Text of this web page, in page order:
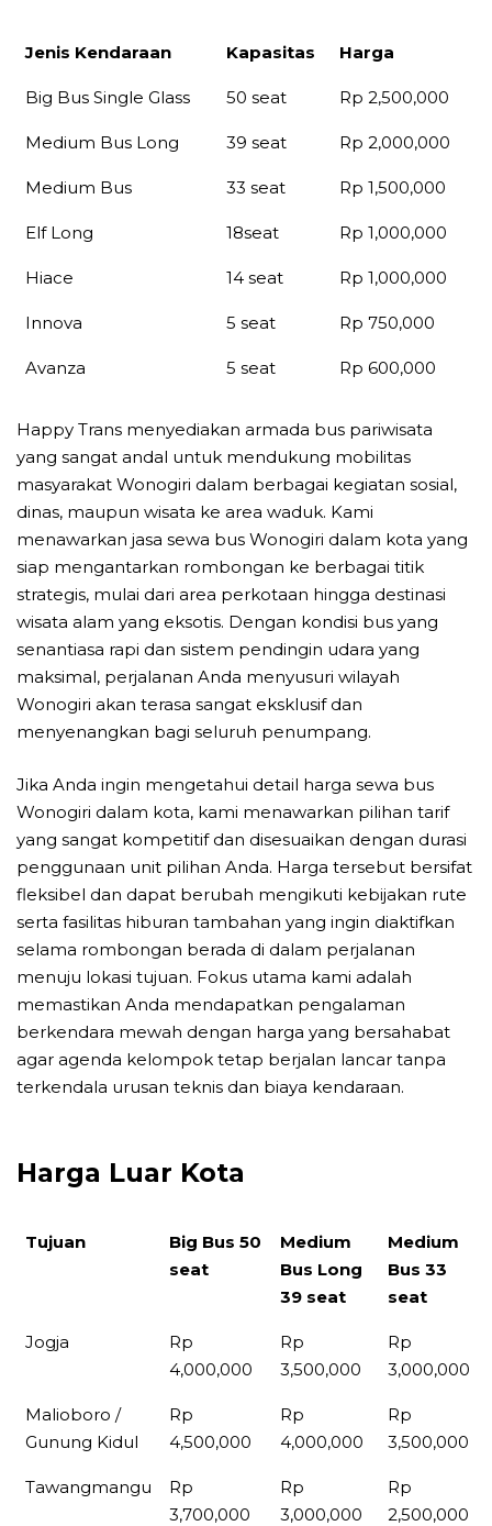
Jenis Kendaraan Kapasitas
Harga
Jenis Kendaraan
Kapasitas Harga
Big Bus Single Glass 50 seat Rp 2,500,000
Medium Bus Long 39 seat Rp 2,000,000
Medium Bus 33 seat Rp 1,500,000
Elf Long 18seat Rp 1,000,000
Hiace 14 seat Rp 1,000,000
Innova 5 seat Rp 750,000
Avanza 5 seat Rp 600,000
Happy Trans menyediakan armada bus pariwisata
yang sangat andal untuk mendukung mobilitas
masyarakat Wonogiri dalam berbagai kegiatan sosial,
dinas, maupun wisata ke area waduk. Kami
menawarkan jasa sewa bus Wonogiri dalam kota yang
siap mengantarkan rombongan ke berbagai titik
strategis, mulai dari area perkotaan hingga destinasi
wisata alam yang eksotis. Dengan kondisi bus yang
senantiasa rapi dan sistem pendingin udara yang
maksimal, perjalanan Anda menyusuri wilayah
Wonogiri akan terasa sangat eksklusif dan
menyenangkan bagi seluruh penumpang.
Jika Anda ingin mengetahui detail harga sewa bus
Wonogiri dalam kota, kami menawarkan pilihan tarif
yang sangat kompetitif dan disesuaikan dengan durasi
penggunaan unit pilihan Anda. Harga tersebut bersifat
fleksibel dan dapat berubah mengikuti kebijakan rute
serta fasilitas hiburan tambahan yang ingin diaktifkan
selama rombongan berada di dalam perjalanan
menuju lokasi tujuan. Fokus utama kami adalah
memastikan Anda mendapatkan pengalaman
berkendara mewah dengan harga yang bersahabat
agar agenda kelompok tetap berjalan lancar tanpa
terkendala urusan teknis dan biaya kendaraan.
Harga Luar Kota
Tujuan
Big Bus 50
seat
Medium
Bus Long
39 seat
Medium
Bus 33
seat
Tujuan
Big Bus 50
seat
Medium
Bus Long
Medium
Bus 33
Jogja
Rp
4,000,000
Rp
3,500,000
Rp
3,000,000
Malioboro /
Gunung Kidul
Rp
4,500,000
Rp
4,000,000
Rp
3,500,000
Tawangmangu
Rp
3,700,000
Rp
3,000,000
Rp
2,500,000